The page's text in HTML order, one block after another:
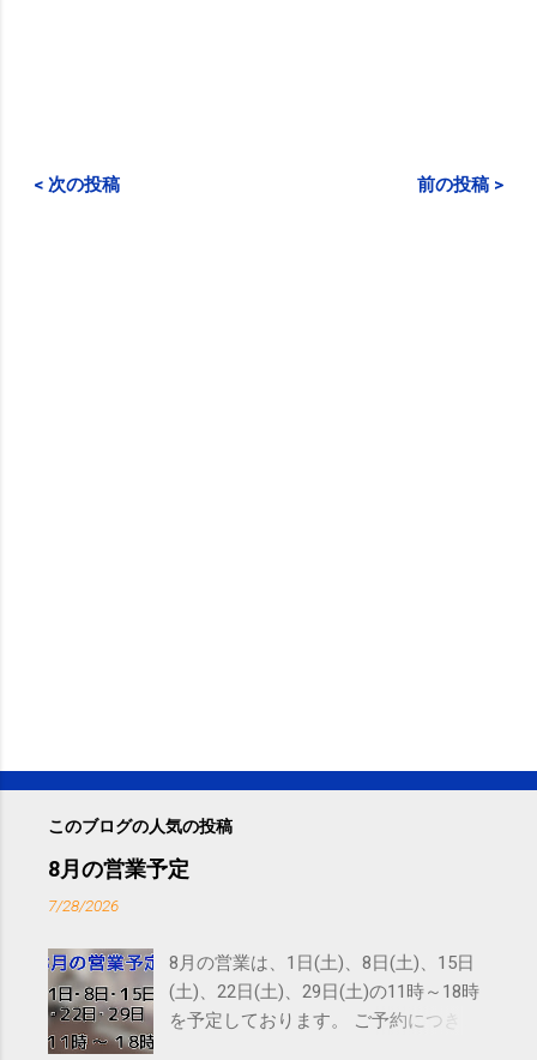
< 次の投稿 前の投稿 >
このブログの人気の投稿
8月の営業予定
7/28/2026
8月の営業は、1日(土)、8日(土)、15日
(土)、22日(土)、29日(土)の11時～18時
を予定しております。 ご予約につきま